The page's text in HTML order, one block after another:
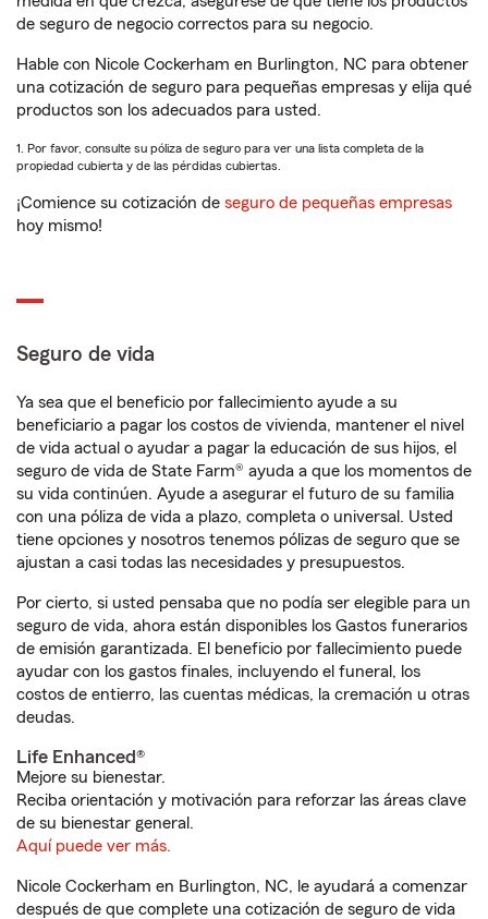
de seguro de negocio correctos para su negocio.
Hable con Nicole Cockerham en Burlington, NC para obtener
una cotización de seguro para pequeñas empresas y elija qué
productos son los adecuados para usted.
1. Por favor, consulte su póliza de seguro para ver una lista completa de la
propiedad cubierta y de las pérdidas cubiertas.
¡Comience su cotización de seguro de pequeñas empresas
hoy mismo!
Seguro de vida
Ya sea que el beneficio por fallecimiento ayude a su
beneficiario a pagar los costos de vivienda, mantener el nivel
de vida actual o ayudar a pagar la educación de sus hijos, el
seguro de vida de State Farm® ayuda a que los momentos de
su vida continúen. Ayude a asegurar el futuro de su familia
con una póliza de vida a plazo, completa o universal. Usted
tiene opciones y nosotros tenemos pólizas de seguro que se
ajustan a casi todas las necesidades y presupuestos.
Por cierto, si usted pensaba que no podía ser elegible para un
seguro de vida, ahora están disponibles los Gastos funerarios
de emisión garantizada. El beneficio por fallecimiento puede
ayudar con los gastos finales, incluyendo el funeral, los
costos de entierro, las cuentas médicas, la cremación u otras
deudas.
Life Enhanced®
Mejore su bienestar.
Reciba orientación y motivación para reforzar las áreas clave
de su bienestar general.
Aquí puede ver más.
Nicole Cockerham en Burlington, NC, le ayudará a comenzar
después de que complete una cotización de seguro de vida